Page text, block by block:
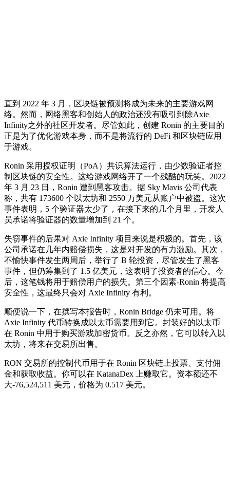
直到 2022 年 3 月，区块链被预测将成为未来的主要游戏网
络。然而，网络黑客和创始人的政治还没有吸引到除Axie
Infinity之外的社区开发者。尽管如此，创建 Ronin 的主要目的
正是为了优化游戏本身，而不是将流行的 DeFi 和区块链应用
于游戏。
Ronin 采用授权证明（PoA）共识算法运行，由少数验证者控
制区块链的安全性。这给游戏网络开了一个残酷的玩笑。2022
年 3 月 23 日，Ronin 遭到黑客攻击。据 Sky Mavis 公司代表
称，共有 173600 个以太坊和 2550 万美元从账户中被盗。这次
事件表明，5 个验证器太少了，在接下来的几个月里，开发人
员承诺将验证器的数量增加到 21 个。
失窃事件的后果对 Axie Infinity 项目来说是积极的。首先，该
公司承诺在几年内赔偿损失，这是对开发的有力激励。其次，
不愉快事件发生两周后，举行了 B 轮投资，尽管发生了黑客
事件，但仍筹集到了 1.5 亿美元，这表明了投资者的信心。今
后，这笔钱将用于赔偿用户的损失。第三个因素-Ronin 将提高
安全性，这最终只会对 Axie Infinity 有利。
顺便说一下，在撰写本报告时，Ronin Bridge 仍未可用。将
Axie Infinity 代币转换成以太币需要用到它。封装好的以太币
在 Ronin 中用于购买游戏加密货币。反之亦然，它可以转入以
太坊，将来在交易所出售。
RON 交易所的控制代币用于在 Ronin 区块链上投票、支付佣
金和获取收益。你可以在 KatanaDex 上赚取它。资本额还不
大-76,524,511 美元，价格为 0.517 美元。